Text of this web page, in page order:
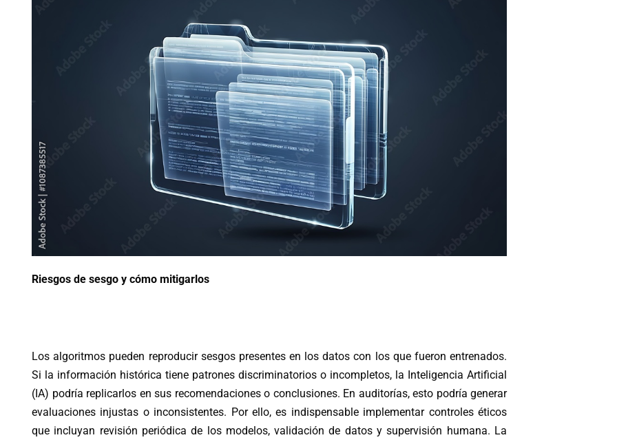
Riesgos de sesgo y cómo mitigarlos
Los algoritmos pueden reproducir sesgos presentes en los datos con los que fueron entrenados.
Si la información histórica tiene patrones discriminatorios o incompletos, la Inteligencia Artificial
(IA) podría replicarlos en sus recomendaciones o conclusiones. En auditorías, esto podría generar
evaluaciones injustas o inconsistentes. Por ello, es indispensable implementar controles éticos
que incluyan revisión periódica de los modelos, validación de datos y supervisión humana. La